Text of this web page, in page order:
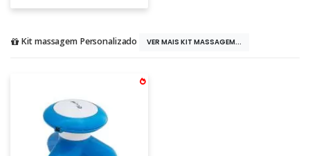
Kit massagem Personalizado VER MAIS KIT MASSAGEM...